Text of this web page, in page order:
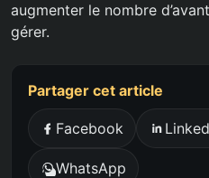
augmenter le nombre
gérer.
Partager cet article
Facebook
WhatsApp